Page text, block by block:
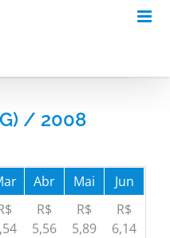
/ 2008
Abr Mai
Jun
R$
5,56
R$
5,89
R$
6,14